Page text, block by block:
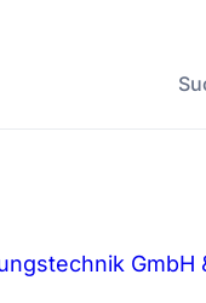
GmbH